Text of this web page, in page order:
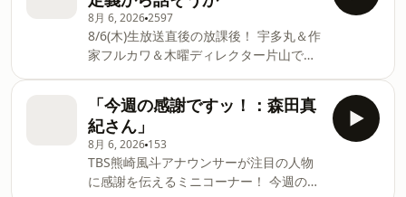
8月 6, 20262597
8/6(木)生放送直後の放課後！ 宇多丸＆作
家フルカワ＆木曜ディレクター片山でお
の島のひみつ』評論の感想メール＆宇多
丸が語りきれなかった部分を語る。 ・
「グランド・セフト・オート６」のプロ
モーション映像がもうすぐ公開！ ・「角
醒ハンター オメガホーン」や「仮面ライ
ダーマイス」についての特撮メール ・伝
「今週の感謝ですッ！：森田真
紀さん」
8月 6, 2026 153
TBS熊崎風斗アナウンサーが注目の人物
に感謝を伝えるミニコーナー！ 今週の感